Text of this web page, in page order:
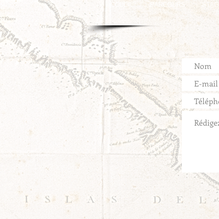
ACCUEIL PARCOURS